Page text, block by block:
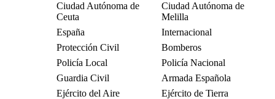
Ciudad Autónoma de
Ceuta
Ciudad Autónoma de
Melilla
España
Internacional
Protección Civil
Bomberos
Policía Local
Policía Nacional
Guardia Civil
Armada Española
Ejército del Aire
Ejército de Tierra